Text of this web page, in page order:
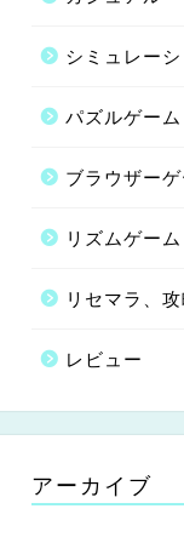
シミュレーシ
パズルゲーム
ブラウザーゲ
リズムゲーム
リセマラ、
レビュー
アーカイブ